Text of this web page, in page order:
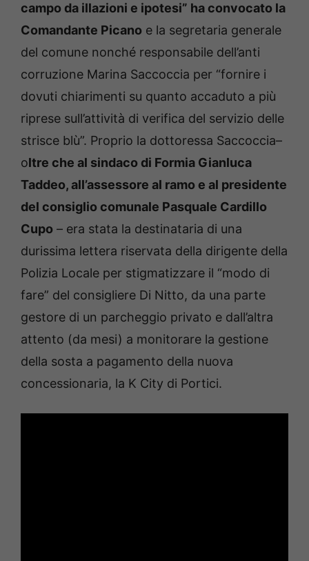
campo da illazioni e ipotesi” ha convocato la
Comandante Picano e la segretaria generale
del comune nonché responsabile dell’anti
corruzione Marina Saccoccia per “fornire i
dovuti chiarimenti su quanto accaduto a più
riprese sull’attività di verifica del servizio delle
strisce blù”. Proprio la dottoressa Saccoccia–
oltre che al sindaco di Formia Gianluca
Taddeo, all’assessore al ramo e al presidente
del consiglio comunale Pasquale Cardillo
Cupo – era stata la destinataria di una
durissima lettera riservata della dirigente della
Polizia Locale per stigmatizzare il “modo di
fare” del consigliere Di Nitto, da una parte
gestore di un parcheggio privato e dall’altra
attento (da mesi) a monitorare la gestione
della sosta a pagamento della nuova
concessionaria, la K City di Portici.